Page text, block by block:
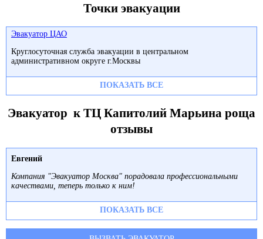
Точки эвакуации
Эвакуатор ЦАО
Круглосуточная служба эвакуации в центральном
административном округе г.Москвы
ПОКАЗАТЬ ВСЕ
Эвакуатор к ТЦ Капитолий Марьина роща
отзывы
Евгений
Компания "Эвакуатор Москва" порадовала профессиональными
качествами, теперь только к ним!
ПОКАЗАТЬ ВСЕ